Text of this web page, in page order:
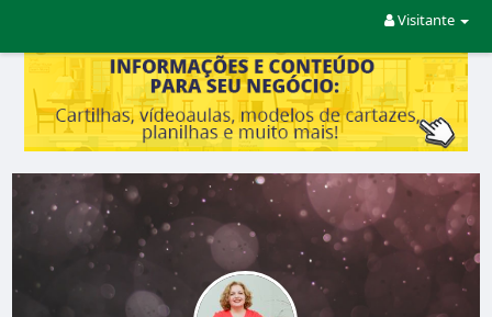
Visitante